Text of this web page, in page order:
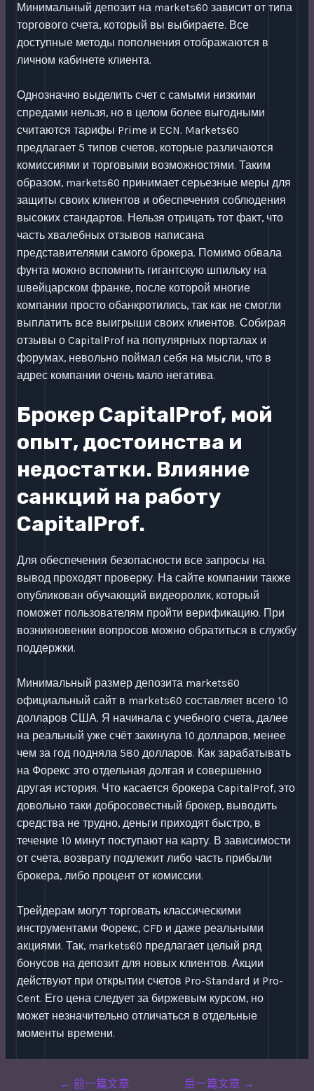
Минимальный депозит на markets60 зависит от типа
торгового счета, который вы выбираете. Все
доступные методы пополнения отображаются в
личном кабинете клиента.
Однозначно выделить счет с самыми низкими
спредами нельзя, но в целом более выгодными
считаются тарифы Prime и ECN. Markets60
предлагает 5 типов счетов, которые различаются
комиссиями и торговыми возможностями. Таким
образом, markets60 принимает серьезные меры для
защиты своих клиентов и обеспечения соблюдения
высоких стандартов. Нельзя отрицать тот факт, что
часть хвалебных отзывов написана
представителями самого брокера. Помимо обвала
фунта можно вспомнить гигантскую шпильку на
швейцарском франке, после которой многие
компании просто обанкротились, так как не смогли
выплатить все выигрыши своих клиентов. Собирая
отзывы о CapitalProf на популярных порталах и
форумах, невольно поймал себя на мысли, что в
адрес компании очень мало негатива.
Брокер CapitalProf, мой
опыт, достоинства и
недостатки. Влияние
санкций на работу
CapitalProf.
Для обеспечения безопасности все запросы на
вывод проходят проверку. На сайте компании также
опубликован обучающий видеоролик, который
поможет пользователям пройти верификацию. При
возникновении вопросов можно обратиться в службу
поддержки.
Минимальный размер депозита markets60
официальный сайт в markets60 составляет всего 10
долларов США. Я начинала с учебного счета, далее
на реальный уже счёт закинула 10 долларов, менее
чем за год подняла 580 долларов. Как зарабатывать
на Форекс это отдельная долгая и совершенно
другая история. Что касается брокера CapitalProf, это
довольно таки добросовестный брокер, выводить
средства не трудно, деньги приходят быстро, в
течение 10 минут поступают на карту. В зависимости
от счета, возврату подлежит либо часть прибыли
брокера, либо процент от комиссии.
Трейдерам могут торговать классическими
инструментами Форекс, CFD и даже реальными
акциями. Так, markets60 предлагает целый ряд
бонусов на депозит для новых клиентов. Акции
действуют при открытии счетов Pro-Standard и Pro-
Cent. Его цена следует за биржевым курсом, но
может незначительно отличаться в отдельные
моменты времени.
Post← 前一篇文章 后一篇文章 →